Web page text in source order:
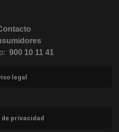
900 10 11 41
legal
privacidad